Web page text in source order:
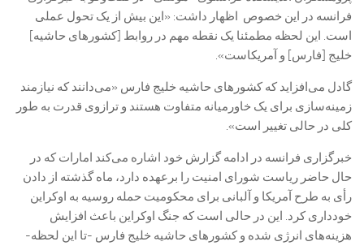
فرانسه در این خصوص اظهار داشت: «این بیش از یک تحول عملی
است. این لحظه مطمئنا یک نقطه مهم در روابط [کشورهای حاشیه]
خلیج [فارس] و آمریکاست».
گادل می‌افزاید که کشورهای حاشیه خلیج فارس «می‌دانند که نیازمند
زمینه‌سازی برای یک خاورمیانه متفاوت هستند و ترازوی قدرت به طور
کلی در حالی تغییر است».
خبرگزاری فرانسه در ادامه گزارش خود اشاره می‌کند امارات که در
حال حاضر ریاست شورای امنیت را برعهده دارد، ماه گذشته از دادن
رأی به طرح آمریکا و آلبانی برای محکومیت حمله روسیه به اوکراین
خودداری کرد. این در حالی است که جنگ اوکراین باعث افزایش
هزینه‌های انرژی شده و کشورهای حاشیه خلیج فارس -تا این لحظه-